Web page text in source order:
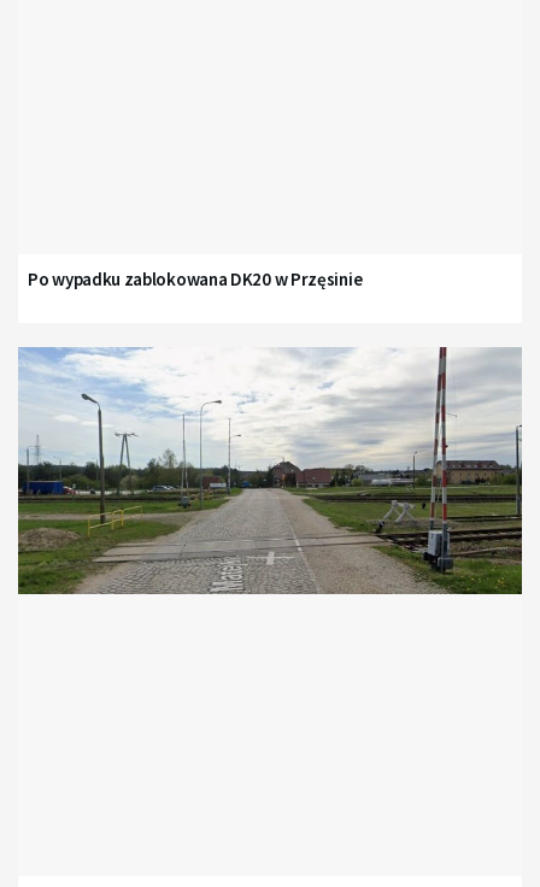
Po wypadku zablokowana DK20 w Przęsinie